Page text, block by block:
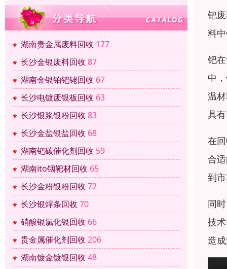
湖南贵金属废料回收 177
长沙金银废料回收 87
湖南金银铂钯铑回收 67
长沙电镀废银板回收 63
长沙银浆银粉回收 83
长沙金盐银盐回收 68
湖南钯碳催化剂回收 59
湖南ito铟靶材回收 65
长沙金粉银粉回收 72
长沙银焊条回收 70
硝酸银氯化银回收 66
贵金属催化剂回收 206
湖南镀金镀银回收 48
钯
料
钯
中
温
具
在
合
到
同
技
造